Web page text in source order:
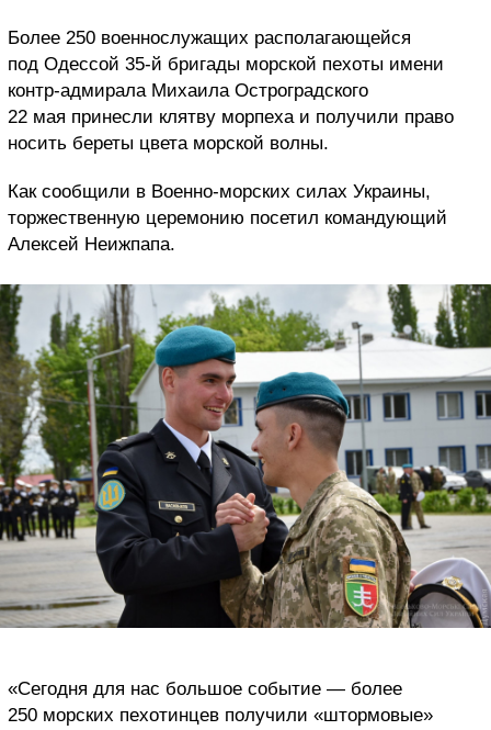
Более 250 военнослужащих располагающейся
под Одессой 35-й бригады морской пехоты имени
контр-адмирала Михаила Остроградского
22 мая принесли клятву морпеха и получили право
носить береты цвета морской волны.
Как сообщили в Военно-морских силах Украины,
торжественную церемонию посетил командующий
Алексей Неижпапа.
«Сегодня для нас большое событие — более
250 морских пехотинцев получили «штормовые»